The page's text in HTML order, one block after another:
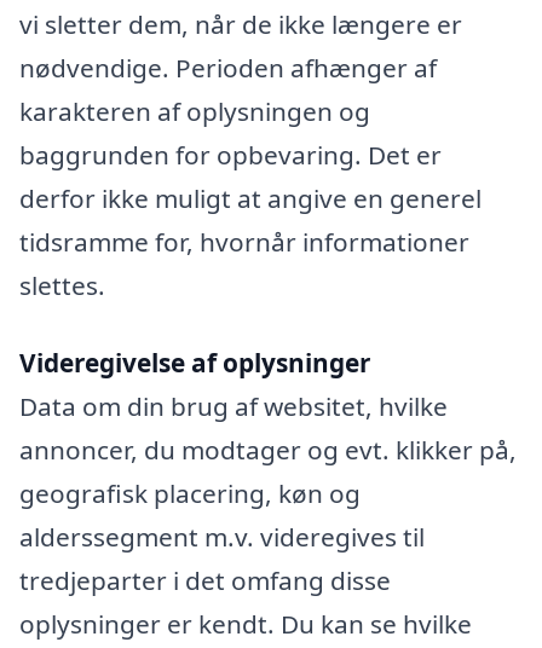
vi sletter dem, når de ikke længere er
nødvendige. Perioden afhænger af
karakteren af oplysningen og
baggrunden for opbevaring. Det er
derfor ikke muligt at angive en generel
tidsramme for, hvornår informationer
slettes.
Videregivelse af oplysninger
Data om din brug af websitet, hvilke
annoncer, du modtager og evt. klikker på,
geografisk placering, køn og
alderssegment m.v. videregives til
tredjeparter i det omfang disse
oplysninger er kendt. Du kan se hvilke